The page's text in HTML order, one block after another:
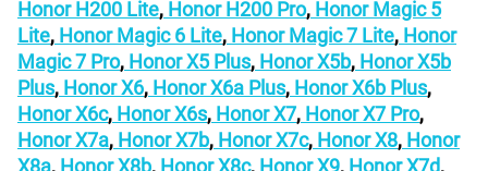
Honor H200 Lite, Honor H200 Pro, Honor Magic 5
Lite, Honor Magic 6 Lite, Honor Magic 7 Lite, Honor
Magic 7 Pro, Honor X5 Plus, Honor X5b, Honor X5b
Plus, Honor X6, Honor X6a Plus, Honor X6b Plus,
Honor X6c, Honor X6s, Honor X7, Honor X7 Pro,
Honor X7a, Honor X7b, Honor X7c, Honor X8, Honor